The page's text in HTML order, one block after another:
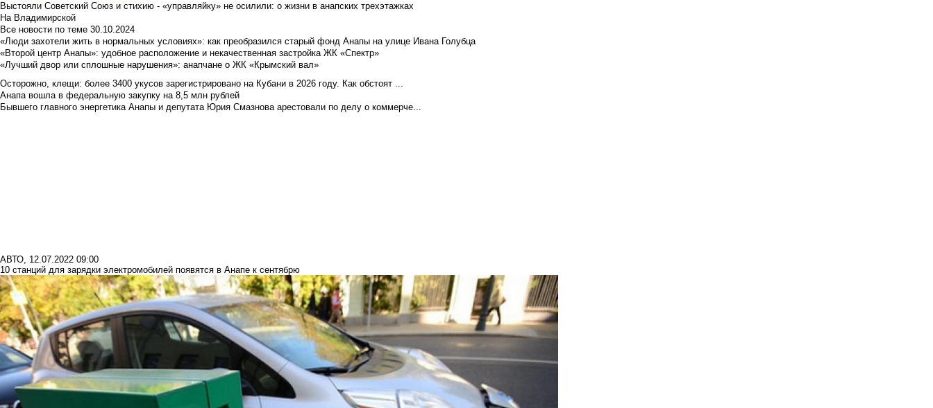
Выстояли Советский Союз и стихию - «управляйку» не осилили: о жизни в анапских трехэтажках
На Владимирской
Все новости по теме 30.10.2024
«Люди захотели жить в нормальных условиях»: как преобразился старый фонд Анапы на улице Ивана Голубца
«Второй центр Анапы»: удобное расположение и некачественная застройка ЖК «Спектр»
«Лучший двор или сплошные нарушения»: анапчане о ЖК «Крымский вал»
Осторожно, клещи: более 3400 укусов зарегистрировано на Кубани в 2026 году. Как обстоят ...
Анапа вошла в федеральную закупку на 8,5 млн рублей
Бывшего главного энергетика Анапы и депутата Юрия Смазнова арестовали по делу о коммерче...
АВТО, 12.07.2022 09:00
10 станций для зарядки электромобилей появятся в Анапе к сентябрю